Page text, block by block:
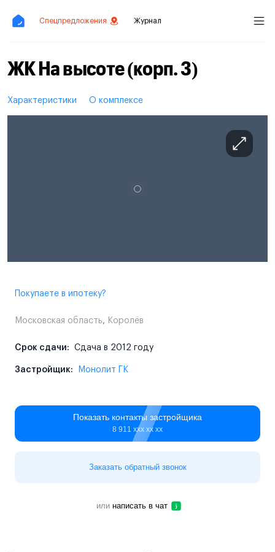
Спецпредложения Журнал
ЖК На высоте (корп. 3)
Характеристики О комплексе
Покупаете в ипотеку?
Московская область, Королёв
Срок сдачи: Сдача в 2012 году
Застройщик: Монолит ГК
Показать контакты застройщика
8 911 ххх хх хх
Заказать обратный звонок
или написать в чат